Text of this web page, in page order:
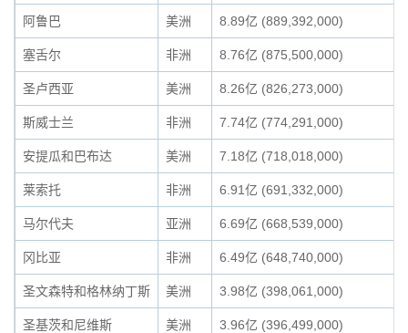
阿鲁巴 美洲 8.89亿 (889,392,000)
塞舌尔 非洲 8.76亿 (875,500,000)
圣卢西亚 美洲 8.26亿 (826,273,000)
斯威士兰 非洲 7.74亿 (774,291,000)
安提瓜和巴布达 美洲 7.18亿 (718,018,000)
莱索托 非洲 6.91亿 (691,332,000)
马尔代夫 亚洲 6.69亿 (668,539,000)
冈比亚 非洲 6.49亿 (648,740,000)
圣文森特和格林纳丁斯 美洲 3.98亿 (398,061,000)
圣基茨和尼维斯 美洲 3.96亿 (396,499,000)